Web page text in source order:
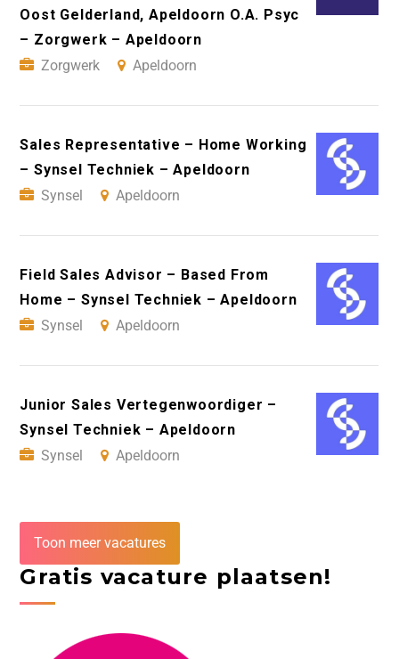
Oost Gelderland, Apeldoorn O.A. Psyc
– Zorgwerk – Apeldoorn
Zorgwerk
Apeldoorn
Sales Representative – Home Working
– Synsel Techniek – Apeldoorn
Synsel
Apeldoorn
Field Sales Advisor – Based From
Home – Synsel Techniek – Apeldoorn
Synsel
Apeldoorn
Junior Sales Vertegenwoordiger –
Synsel Techniek – Apeldoorn
Synsel
Apeldoorn
Toon meer vacatures
Gratis vacature plaatsen!